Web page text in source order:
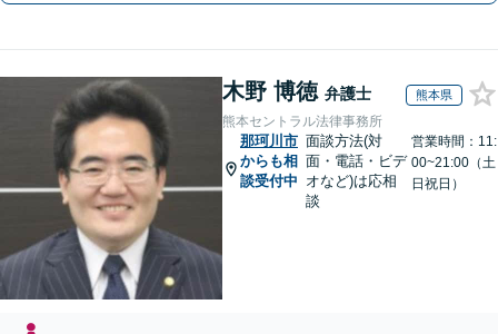
木野 博徳 弁護士 熊本県
熊本セントラル法律事務所
那珂川市
からも相
談受付中
面談方法(対
面・電話・ビデ
オなど)は応相
談
営業時間：11:
00~21:00（土
日祝日）